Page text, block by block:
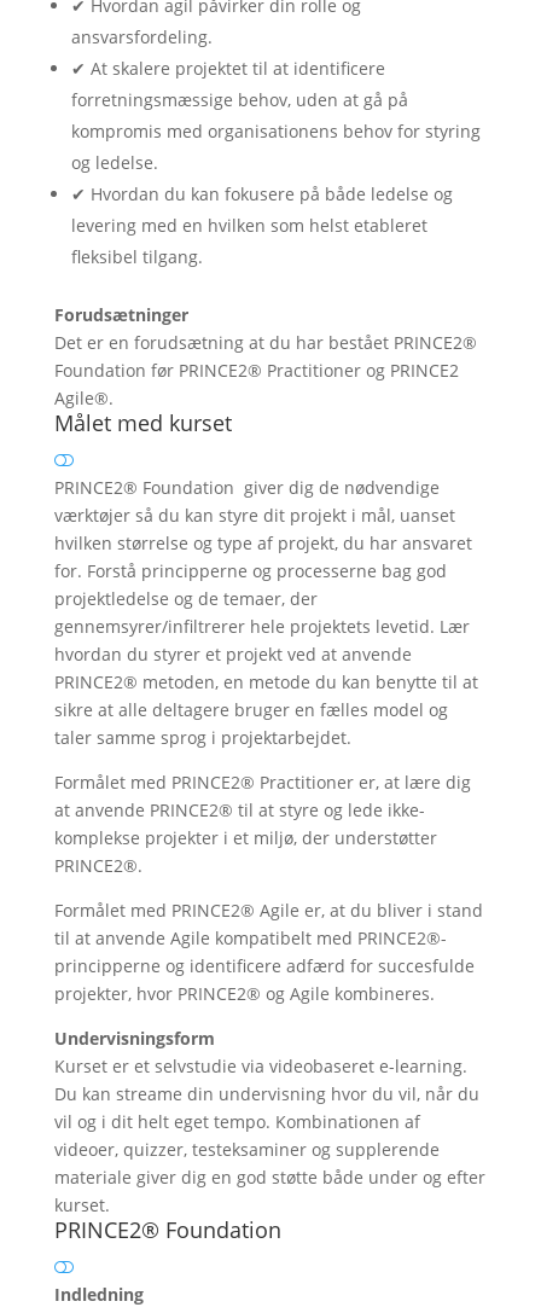
✔ Hvordan agil påvirker din rolle og
ansvarsfordeling.
✔ At skalere projektet til at identificere
forretningsmæssige behov, uden at gå på
kompromis med organisationens behov for styring
og ledelse.
✔ Hvordan du kan fokusere på både ledelse og
levering med en hvilken som helst etableret
fleksibel tilgang.
Forudsætninger
Det er en forudsætning at du har bestået PRINCE2®
Foundation før PRINCE2® Practitioner og PRINCE2
Agile®.
Målet med kurset
PRINCE2® Foundation giver dig de nødvendige
værktøjer så du kan styre dit projekt i mål, uanset
hvilken størrelse og type af projekt, du har ansvaret
for. Forstå principperne og processerne bag god
projektledelse og de temaer, der
gennemsyrer/infiltrerer hele projektets levetid. Lær
hvordan du styrer et projekt ved at anvende
PRINCE2® metoden, en metode du kan benytte til at
sikre at alle deltagere bruger en fælles model og
taler samme sprog i projektarbejdet.
Formålet med PRINCE2® Practitioner er, at lære dig
at anvende PRINCE2® til at styre og lede ikke-
komplekse projekter i et miljø, der understøtter
PRINCE2®.
Formålet med PRINCE2® Agile er, at du bliver i stand
til at anvende Agile kompatibelt med PRINCE2®-
principperne og identificere adfærd for succesfulde
projekter, hvor PRINCE2® og Agile kombineres.
Undervisningsform
Kurset er et selvstudie via videobaseret e-learning.
Du kan streame din undervisning hvor du vil, når du
vil og i dit helt eget tempo. Kombinationen af
videoer, quizzer, testeksaminer og supplerende
materiale giver dig en god støtte både under og efter
kurset.
PRINCE2® Foundation
Indledning